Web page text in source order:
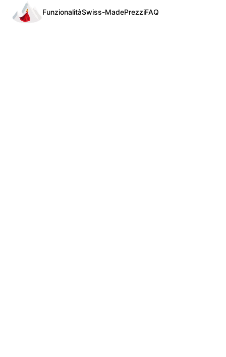
FunzionalitàSwiss-MadePrezziFAQ